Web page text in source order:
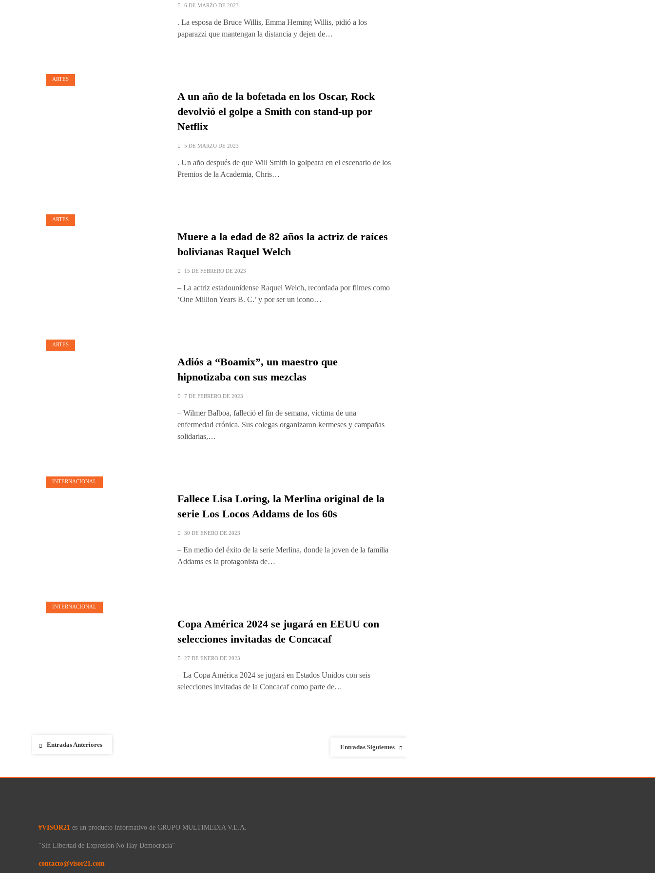
6 DE MARZO DE 2023
. La esposa de Bruce Willis, Emma Heming Willis, pidió a los
paparazzi que mantengan la distancia y dejen de…
ARTES
A un año de la bofetada en los Oscar, Rock
devolvió el golpe a Smith con stand-up por
Netflix
5 DE MARZO DE 2023
. Un año después de que Will Smith lo golpeara en el escenario de los
Premios de la Academia, Chris…
ARTES
Muere a la edad de 82 años la actriz de raíces
bolivianas Raquel Welch
15 DE FEBRERO DE 2023
– La actriz estadounidense Raquel Welch, recordada por filmes como
‘One Million Years B. C.’ y por ser un icono…
ARTES
Adiós a “Boamix”, un maestro que
hipnotizaba con sus mezclas
7 DE FEBRERO DE 2023
– Wilmer Balboa, falleció el fin de semana, víctima de una
enfermedad crónica. Sus colegas organizaron kermeses y campañas
solidarias,…
INTERNACIONAL
Fallece Lisa Loring, la Merlina original de la
serie Los Locos Addams de los 60s
30 DE ENERO DE 2023
– En medio del éxito de la serie Merlina, donde la joven de la familia
Addams es la protagonista de…
INTERNACIONAL
Copa América 2024 se jugará en EEUU con
selecciones invitadas de Concacaf
27 DE ENERO DE 2023
– La Copa América 2024 se jugará en Estados Unidos con seis
selecciones invitadas de la Concacaf como parte de…
Navegación
entradas
Entradas Anteriores Entradas Siguientes
#VISOR21 es un producto informativo de GRUPO MULTIMEDIA V.E.A.
"Sin Libertad de Expresión No Hay Democracia"
contacto@visor21.com